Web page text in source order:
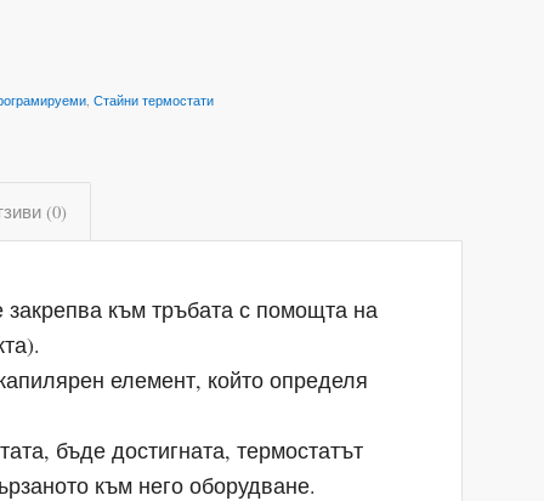
,Стайни термостати
(0)
закрепва към тръбата с помощта на
елемент, който определя
бъде достигната, термостатът
към него оборудване.